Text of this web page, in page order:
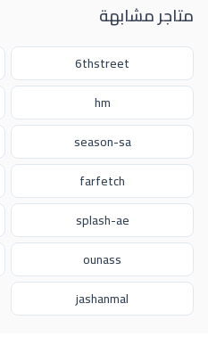
متاجر مشابهة
6thstreet
hm
season-sa
farfetch
splash-ae
ounass
jashanmal